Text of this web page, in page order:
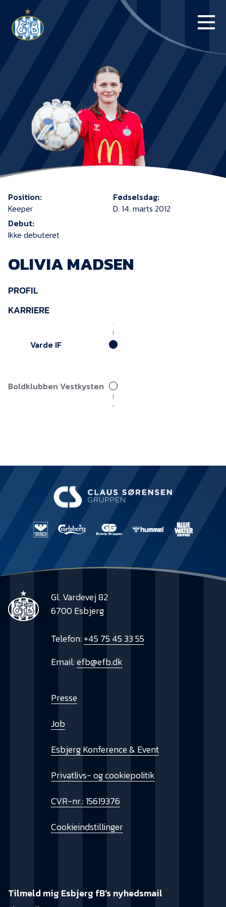
STILLING
BILLETTER
HERREHOLDET
KAMPDAG PÅ
BLUE WATER
ARENA
NYHEDER
Sydvestjysk Fodbold
Samarbejde
Blue Water Arena
Aktionærinformation
Position:
Keeper
Fødselsdag:
D. 14. marts 2012
Debut:
Ikke debuteret
OLIVIA MADSEN
PROFIL
KARRIERE
Varde IF
Boldklubben Vestkysten
Gl. Vardevej 82
6700 Esbjerg
Telefon:+45 75 45 33 55
Email:efb@efb.dk
Presse
Job
Esbjerg Konference & Event
Privatlivs- og cookiepolitik
CVR-nr.: 15619376
Cookieindstillinger
Tilmeld mig Esbjerg fB's nyhedsmail